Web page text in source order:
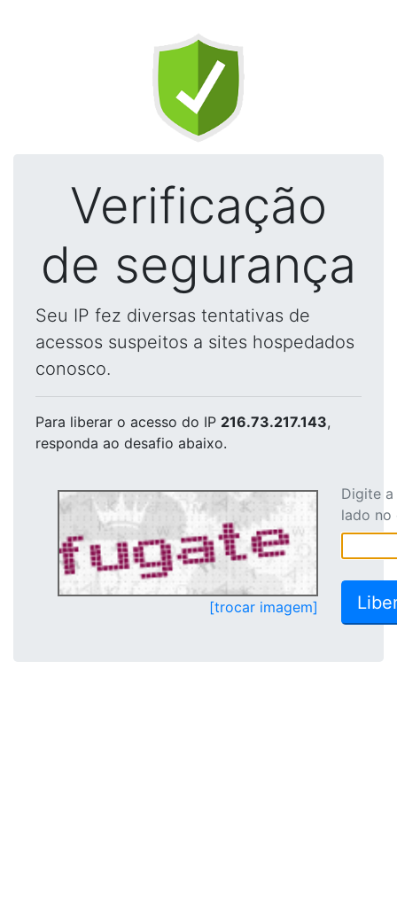
Verificação
de segurança
Seu IP fez diversas tentativas de
acessos suspeitos a sites hospedados
conosco.
Para liberar o acesso do IP 216.73.217.143,
responda ao desafio abaixo.
[trocar imagem]
Digite
lado no